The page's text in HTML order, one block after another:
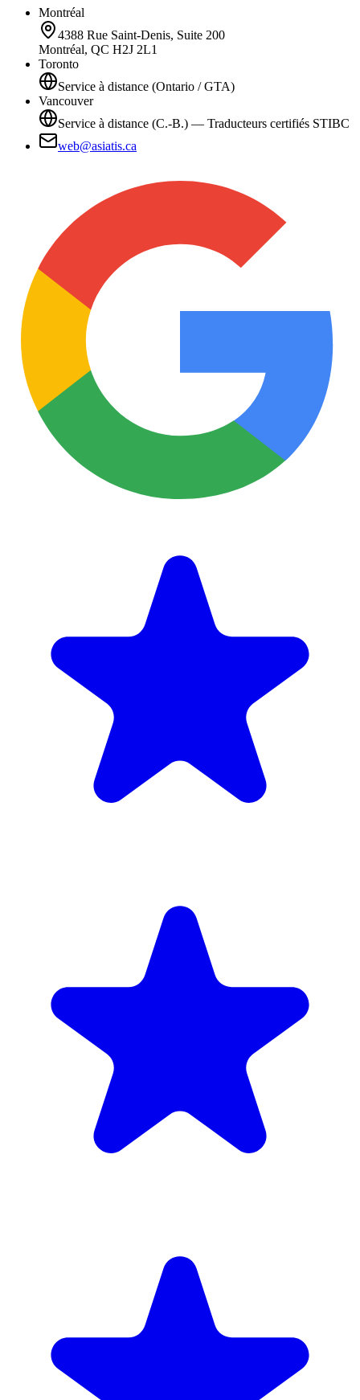
Montréal
4388 Rue Saint-Denis, Suite 200
Montréal, QC H2J 2L1
Toronto
Service à distance (Ontario / GTA)
Vancouver
Service à distance (C.-B.) — Traducteurs certifiés STIBC
web@asiatis.ca